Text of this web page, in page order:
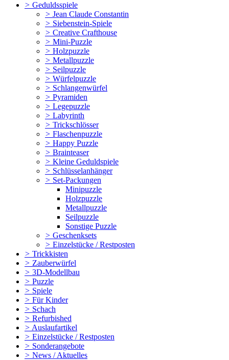
> Geduldsspiele
> Jean Claude Constantin
> Siebenstein-Spiele
> Creative Crafthouse
> Mini-Puzzle
> Holzpuzzle
> Metallpuzzle
> Seilpuzzle
> Würfelpuzzle
> Schlangenwürfel
> Pyramiden
> Legepuzzle
> Labyrinth
> Trickschlösser
> Flaschenpuzzle
> Happy Puzzle
> Brainteaser
> Kleine Geduldspiele
> Schlüsselanhänger
> Set-Packungen
Minipuzzle
Holzpuzzle
Metallpuzzle
Seilpuzzle
Sonstige Puzzle
> Geschenksets
> Einzelstücke / Restposten
> Trickkisten
> Zauberwürfel
> 3D-Modellbau
> Puzzle
> Spiele
> Für Kinder
> Schach
> Refurbished
> Auslaufartikel
> Einzelstücke / Restposten
> Sonderangebote
> News / Aktuelles